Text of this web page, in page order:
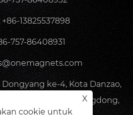
Kami
Solution Co., Ltd
757-86408932
+86-13825537898
X
cookie untuk